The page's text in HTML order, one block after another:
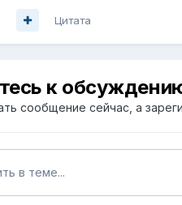
Цитата
к
сообщение сейчас, а
в теме...